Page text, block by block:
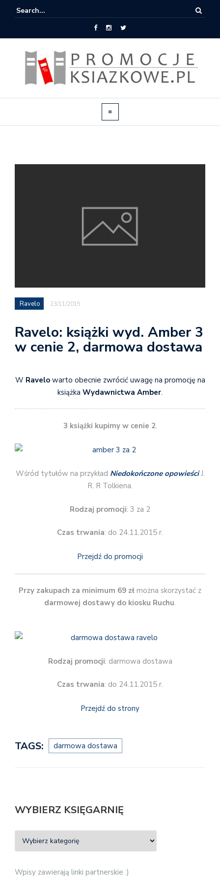
Ravelo 23/11/2015
Ravelo: książki wyd. Amber 3
w cenie 2, darmowa dostawa
W Ravelowarto obecnie zwrócić uwagę na promocję na
książka Wydawnictwa Amber.
3 książki kupimy w cenie 2.
Wśród tytułów na przykład Niedokończone opowieści J.
R. R Tolkiena.
Rodzaj promocji: 3 za 2
Czas trwania: do 24.11.2015 r.
Przejdź do promocji
Przy zakupach za minimum 69 zł można skorzystać z
darmowej dostawy do kiosku Ruchu.
Rodzaj promocji: darmowa dostawa
Czas trwania: do 24.11.2015 r.
Przejdź do strony
TAGS: darmowa dostawa
WYBIERZ KSIĘGARNIĘ
Wpisy zawierają linki partnerskie :)